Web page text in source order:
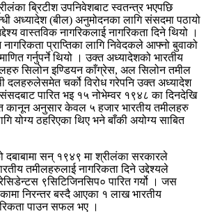
ब्रिटीश उपनिवेशबाट स्वतन्त्र भएपछि
अध्यादेश (बील) अनुमोदनका लागि संसदमा पठायो
वास्तविक नागरिकलाई नागरिकता दिने थियो ।
प्राप्तिका लागि निवेदकले आफ्नो बुवाको
गर्नुपर्ने थियो । उक्त अध्यादेशको भारतीय
सिलोन इण्डियन काँग्रेस, अल सिलोन तमील
दलहरुलेसमेत चर्को विरोध गरेपनि उक्त अध्यादेश
पारित भइ १५ नोभेम्वर १९४८ का दिनदेखि
कानून अनुसार केवल ५ हजार भारतीय तमीलहरु
योग्य ठहरिएका थिए भने बाँकी अयोग्य साबित
दबाबामा सन् १९४९ मा श्रीलंका सरकारले
तमीलहरुलाई नागरिकता दिने उद्देश्यले
९सिटिजिनसिप० पारित गर्यो । जस
निरन्तर बस्दै आएका १ लाख भारतीय
पाउन सफल भए ।